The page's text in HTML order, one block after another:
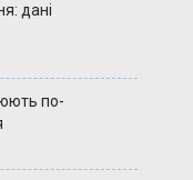
дані
по-